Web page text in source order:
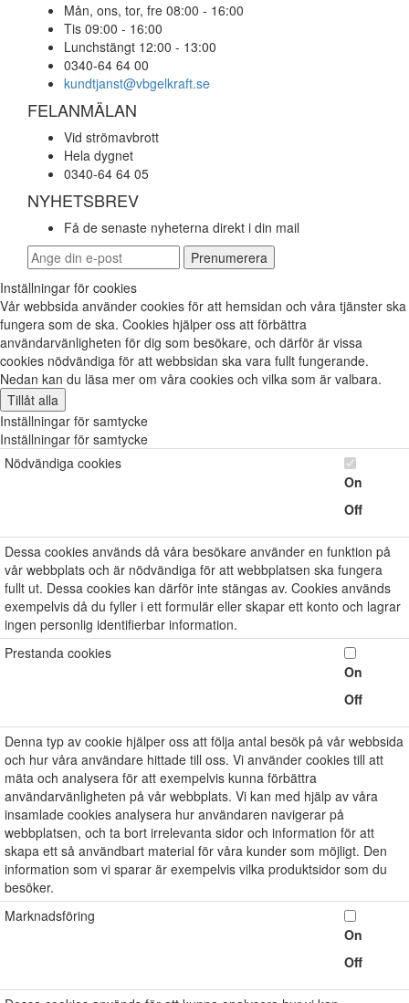
Mån, ons, tor, fre 08:00 - 16:00
Tis 09:00 - 16:00
Lunchstängt 12:00 - 13:00
0340-64 64 00
kundtjanst@vbgelkraft.se
FELANMÄLAN
Vid strömavbrott
Hela dygnet
0340-64 64 05
NYHETSBREV
Få de senaste nyheterna direkt i din mail
Inställningar för cookies
Vår webbsida använder cookies för att hemsidan och våra tjänster ska
fungera som de ska. Cookies hjälper oss att förbättra
användarvänligheten för dig som besökare, och därför är vissa
cookies nödvändiga för att webbsidan ska vara fullt fungerande.
Nedan kan du läsa mer om våra cookies och vilka som är valbara.
Tillåt alla
Inställningar för samtycke
Inställningar för samtycke
Nödvändiga cookies
On
Off
Dessa cookies används då våra besökare använder en funktion på
vår webbplats och är nödvändiga för att webbplatsen ska fungera
fullt ut. Dessa cookies kan därför inte stängas av. Cookies används
exempelvis då du fyller i ett formulär eller skapar ett konto och lagrar
ingen personlig identifierbar information.
Prestanda cookies
On
Off
Denna typ av cookie hjälper oss att följa antal besök på vår webbsida
och hur våra användare hittade till oss. Vi använder cookies till att
mäta och analysera för att exempelvis kunna förbättra
användarvänligheten på vår webbplats. Vi kan med hjälp av våra
insamlade cookies analysera hur användaren navigerar på
webbplatsen, och ta bort irrelevanta sidor och information för att
skapa ett så användbart material för våra kunder som möjligt. Den
information som vi sparar är exempelvis vilka produktsidor som du
besöker.
Marknadsföring
On
Off